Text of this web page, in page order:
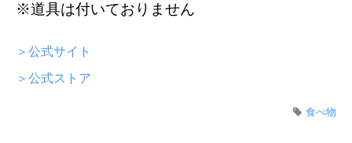
※道具は付いておりません
＞公式サイト
＞公式ストア
食べ物